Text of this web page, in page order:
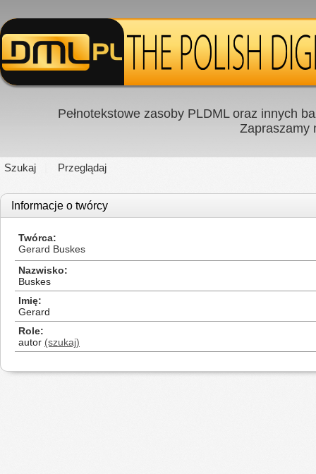
Pełnotekstowe zasoby PLDML oraz innych
Zapraszamy
Szukaj Przeglądaj
Informacje o twórcy
Twórca
Gerard Buskes
Nazwisko
Buskes
Imię
Gerard
Role
autor (szukaj)